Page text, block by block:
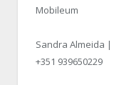
Mobileum
Sandra Almeida |
+351 939650229